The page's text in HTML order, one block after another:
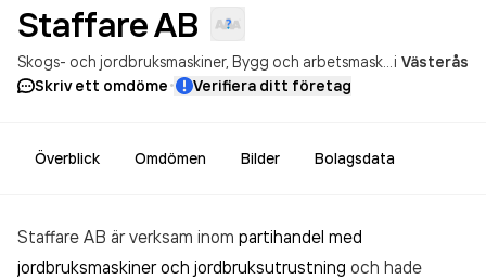
StaffareAB
Skogs- och jordbruksmaskiner Bygg och arbetsmaskiner i Västerås
Skriv ett omdöme· Verifiera ditt företag
Överblick Omdömen Bilder Bolagsdata
Staffare AB är verksam inom partihandel med
jordbruksmaskiner och jordbruksutrustning och hade